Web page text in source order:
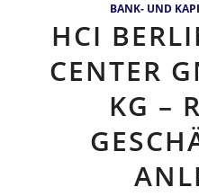
BANK- UND
HCI
CENTER
KG –